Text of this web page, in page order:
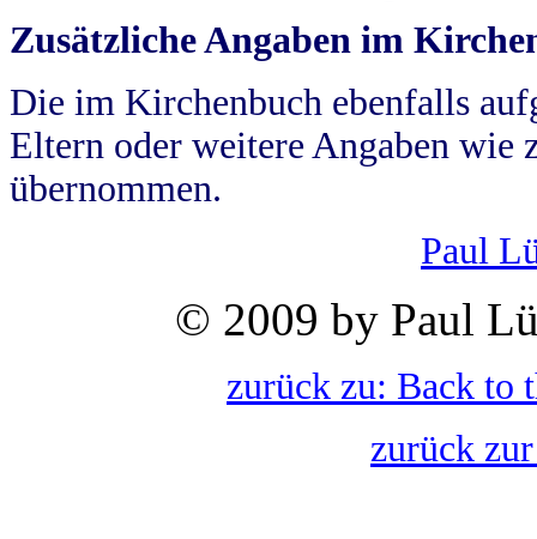
Zusätzliche Angaben im
Die im Kirchenbuch ebenfalls
Eltern oder weitere Angaben wie
übernommen.
Paul
© 2009 by Paul
zurück zu: Back to
zurück